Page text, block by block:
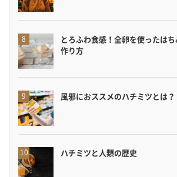
とろふわ食感！全卵を使ったは
作り方
風邪におススメのハチミツとは？
ハチミツと人類の歴史